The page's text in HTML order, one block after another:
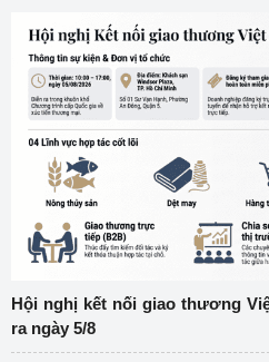
Hội nghị kết nối giao thương
ra ngày 5/8